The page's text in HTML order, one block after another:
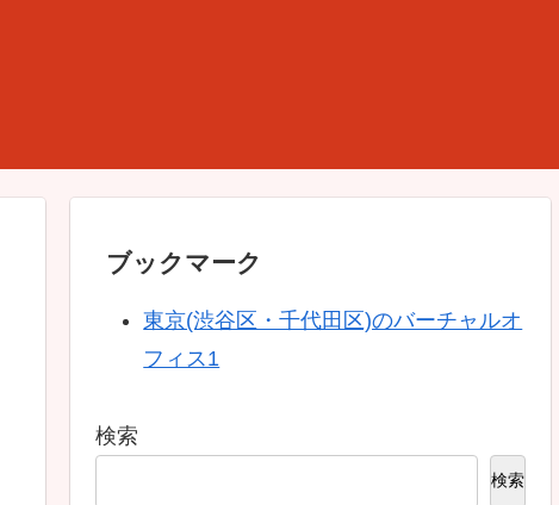
ブックマーク
東京(渋谷区・千代田区)のバーチャルオ
フィス1
検索
検索